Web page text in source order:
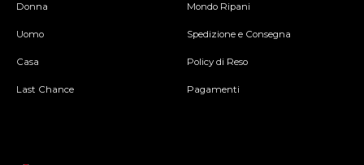
Donna
Uomo
Casa
Last Chance
Mondo Ripani
Spedizione e Consegna
Policy di Reso
Pagamenti